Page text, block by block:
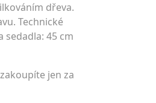
dřeva.
Technické
sedadla: 45 cm
jen za